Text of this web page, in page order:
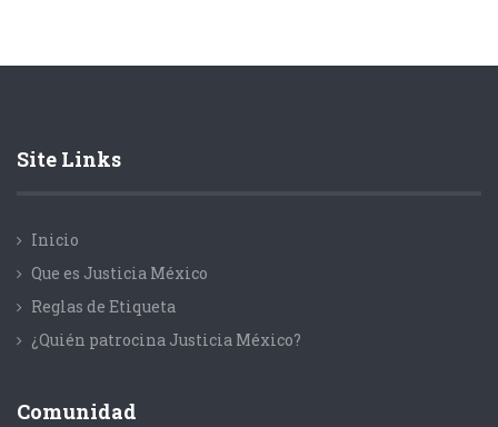
Site Links
Inicio
Que es Justicia México
Reglas de Etiqueta
¿Quién patrocina Justicia México?
Comunidad